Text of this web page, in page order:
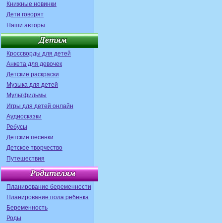
Книжные новинки
Дети говорят
Наши авторы
Кроссворды для детей
Анкета для девочек
Детские раскраски
Музыка для детей
Мультфильмы
Игры для детей онлайн
Аудиосказки
Ребусы
Детские песенки
Детское творчество
Путешествия
Планирование беременности
Планирование пола ребенка
Беременность
Роды